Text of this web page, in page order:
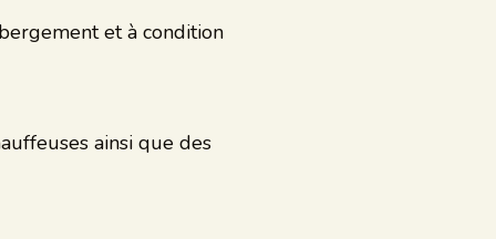
et à condition
ainsi que des